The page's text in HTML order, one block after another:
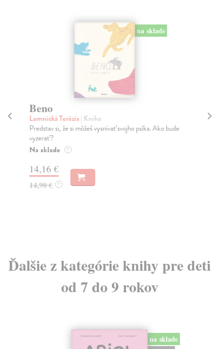
na sklade
Beno
Lomnická Terézia| Kniha
Predstav si, že si môžeš vysnívať svojho psíka. Ako bude
vyzerať?
Na sklade ?
14,16 €
14,90 € ?
Ďalšie z kategórie knihy pre deti
od 7 do 9 rokov
na sklade